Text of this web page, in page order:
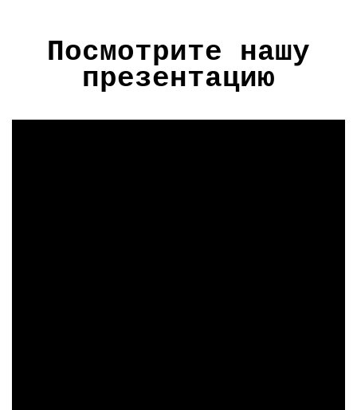
Посмотрите нашу
презентацию